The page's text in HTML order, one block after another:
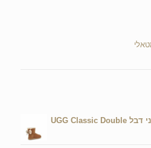
מגפי האגג דגם ביילי באוו מיני דבל UGG Classic Double